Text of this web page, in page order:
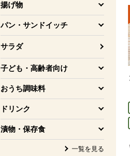
揚げ物
を開く
パン・サンドイッチ
を開く
サラダ
子ども・高齢者向け
を開く
おうち調味料
を開く
ドリンク
を開く
漬物・保存食
を開く
一覧を見る